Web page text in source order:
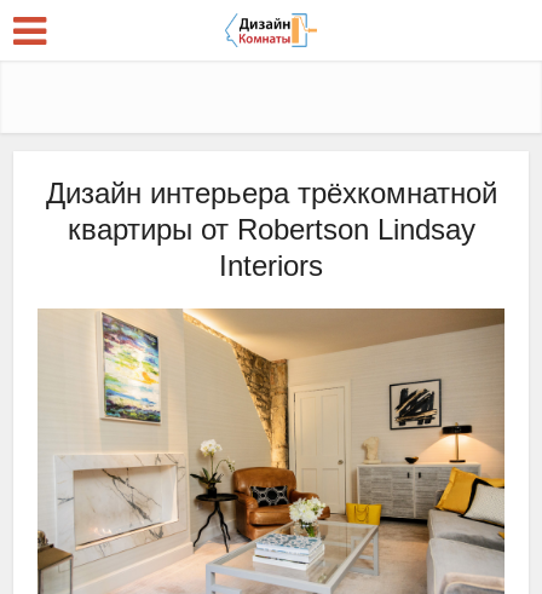
Дизайн интерьера трёхкомнатной
квартиры от Robertson Lindsay
Interiors